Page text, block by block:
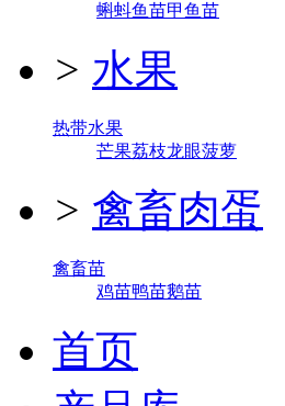
蝌蚪鱼苗甲鱼苗
> 水果
热带水果
芒果荔枝龙眼菠萝
> 禽畜肉蛋
禽畜苗
鸡苗鸭苗鹅苗
首页